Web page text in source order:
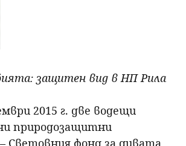
защитен вид в НП Рила
2015 г. две водещи
природозащитни
Световния фонд за дивата